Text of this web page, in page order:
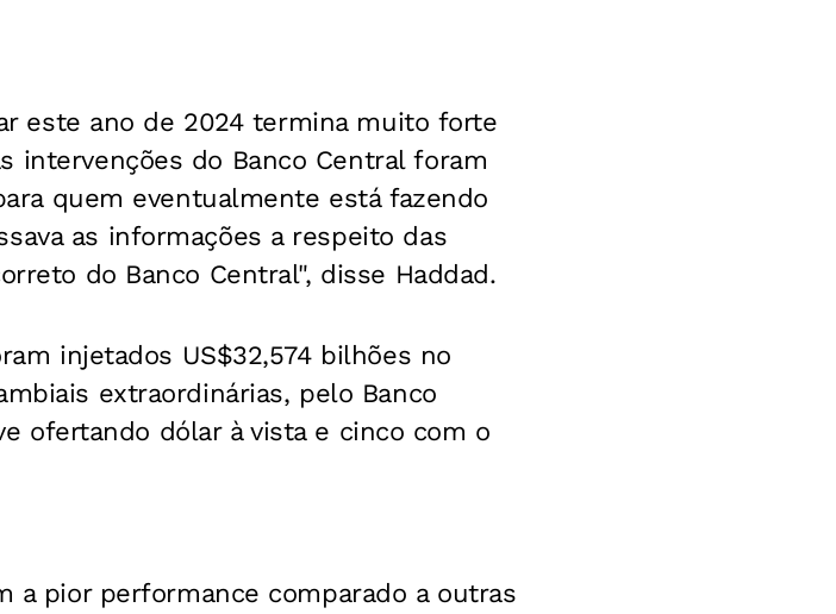
este ano de 2024 termina muito forte
intervenções do Banco Central foram
quem eventualmente está fazendo
as informações a respeito das
do Banco Central", disse Haddad.
injetados US$32,574 bilhões no
extraordinárias, pelo Banco
ofertando dólar à vista e cinco com o
a pior performance comparado a outras